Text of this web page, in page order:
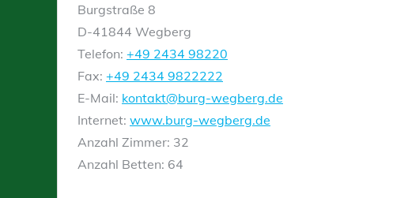
Burgstraße 8
D-41844 Wegberg
Telefon: +49 2434 98220
Fax: +49 2434 9822222
E-Mail: kontakt@burg-wegberg.de
Internet: www.burg-wegberg.de
Anzahl Zimmer: 32
Anzahl Betten: 64